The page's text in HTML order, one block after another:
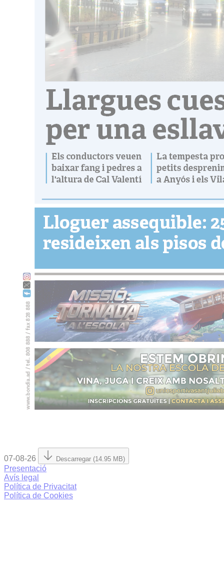
07-08-26 Descarregar (14.95 MB)
Presentació
Avís legal
Política de Privacitat
Política de Cookies